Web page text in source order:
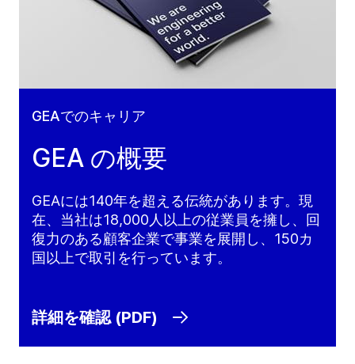
GEAでのキャリア
GEA の概要
GEAには140年を超える伝統があります。現
在、当社は18,000人以上の従業員を擁し、回
復力のある顧客企業で事業を展開し、150カ
国以上で取引を行っています。
詳細を確認 (PDF)